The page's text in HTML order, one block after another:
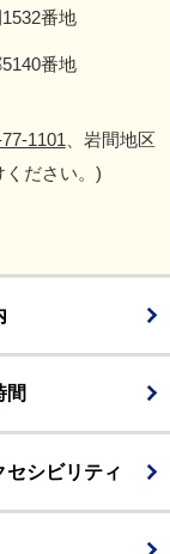
番地
番地
1101 、岩間地区
ください。)
間
セシビリティ